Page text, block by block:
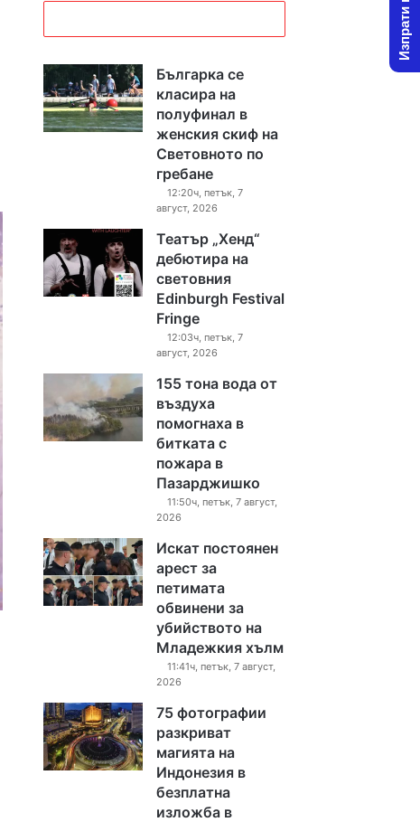
Българка се
класира на
полуфинал в
женския скиф на
Световното по
гребане
12:20ч, петък, 7
август, 2026
Театър „Хенд“
дебютира на
световния
Edinburgh Festival
Fringe
12:03ч, петък, 7
август, 2026
155 тона вода от
въздуха
помогнаха в
битката с
пожара в
Пазарджишко
11:50ч, петък, 7 август,
2026
Искат постоянен
арест за
петимата
обвинени за
убийството на
Младежкия хълм
11:41ч, петък, 7 август,
2026
75 фотографии
разкриват
магията на
Индонезия в
безплатна
изложба в